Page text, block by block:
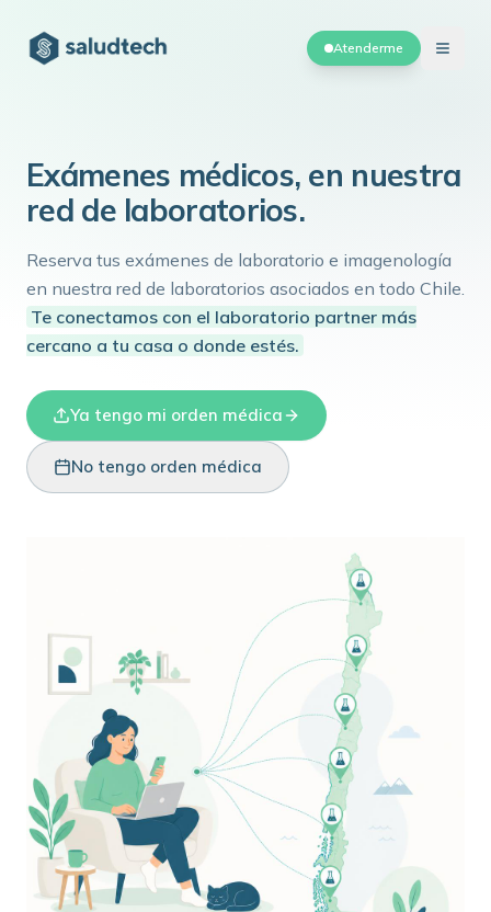
Atenderme
Exámenes médicos, en nuestra
red de laboratorios.
Reserva tus exámenes de laboratorio e imagenología
en nuestra red de laboratorios asociados en todo Chile.
Te conectamos con el laboratorio partner más
cercano a tu casa o donde estés.
Ya tengo mi orden médica
No tengo orden médica